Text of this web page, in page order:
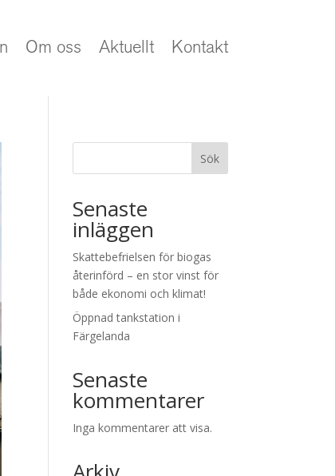
Om oss Aktuellt Kontakt
Sök
Senaste
inläggen
Skattebefrielsen för biogas
återinförd – en stor vinst för
både ekonomi och klimat!
Öppnad tankstation i
Färgelanda
Senaste
kommentarer
Inga kommentarer att visa.